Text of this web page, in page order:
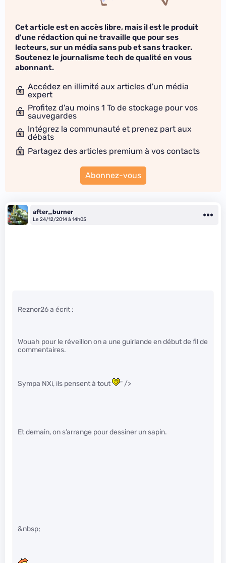
Cet article est en accès libre, mais il est le produit
d'une rédaction qui ne travaille que pour ses
lecteurs, sur un média sans pub et sans tracker.
Soutenez le journalisme tech de qualité en vous
abonnant.
Accédez en illimité aux articles d'un média
expert
Profitez d'au moins 1 To de stockage pour vos
sauvegardes
Intégrez la communauté et prenez part aux
débats
Partagez des articles premium à vos contacts
Abonnez-vous
after_burner
Le 24/12/2014 à 14h05
Reznor26 a écrit :
Wouah pour le réveillon on a une guirlande en début de fil de
commentaires.
Sympa NXi, ils pensent à tout " />
Et demain, on s’arrange pour dessiner un sapin.
&nbsp;